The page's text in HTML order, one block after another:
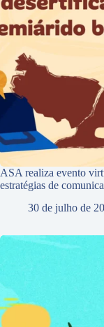
ASA realiza evento
estratégias de
30 de julho de